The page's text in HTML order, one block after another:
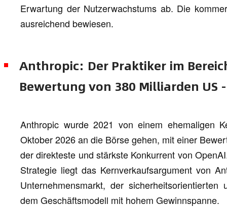
Erwartung der Nutzerwachstums ab. Die
ausreichend bewiesen.
Anthropic: Der Praktiker im
Bewertung von 380 Milliarden US
Anthropic wurde 2021 von einem ehemaligen
Oktober 2026 an die Börse gehen, mit einer
der direkteste und stärkste Konkurrent von
Strategie liegt das Kernverkaufsargument von
Unternehmensmarkt, der
dem Geschäftsmodell mit hohem Gewinnspanne.